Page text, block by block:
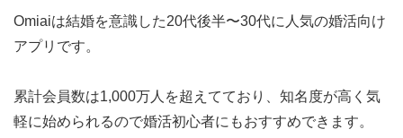
Omiaiは結婚を意識した20代後半〜30代に人気の婚活向け
アプリです。
累計会員数は1,000万人 を超えてており、知名度が高く気
軽に始められるので婚活初心者にもおすすめできます。